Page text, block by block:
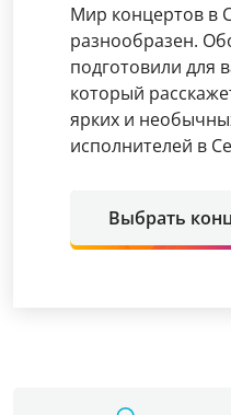
Мир концертов в
разнообразен.
подготовили для
который
ярких и
исполнителей в
Выбрать